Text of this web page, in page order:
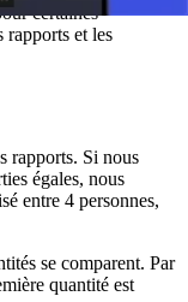
certaines
rapports et les
rapports. Si nous
égales, nous
entre 4 personnes,
se comparent. Par
quantité est